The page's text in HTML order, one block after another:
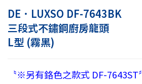
DE．LUXSO DF-7643BK
三段式不鏽鋼廚房龍頭
L型 (霧黑)
〝※另有鉻色之款式 DF-7643ST〞